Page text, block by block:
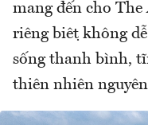
mang đến cho The
riêng biệt không
sống thanh bình,
thiên nhiên